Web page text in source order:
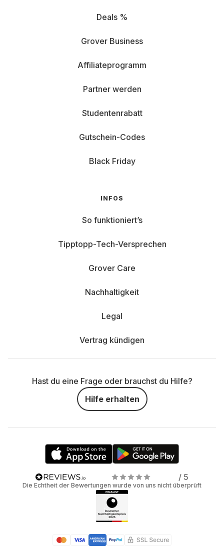
Deals %
Grover Business
Affiliateprogramm
Partner werden
Studentenrabatt
Gutschein-Codes
Black Friday
INFOS
So funktioniert’s
Tipptopp-Tech-Versprechen
Grover Care
Nachhaltigkeit
Legal
Vertrag kündigen
Hast du eine Frage oder brauchst du Hilfe?
Hilfe erhalten
/ 5
Die Echtheit der Bewertungen wurde von uns nicht überprüft